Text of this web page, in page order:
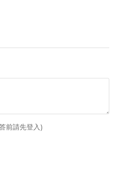
前請先登入)